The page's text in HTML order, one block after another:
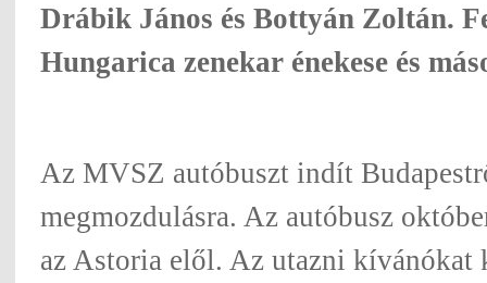
Drábik János és Bottyán Zoltán.
Hungarica zenekar énekese és
Az MVSZ autóbuszt indít
megmozdulásra. Az autóbusz
az Astoria elől. Az utazni kívánókat